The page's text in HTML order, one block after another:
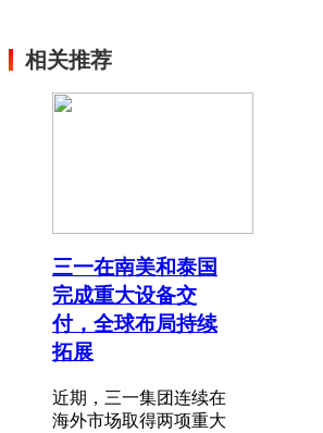
相关推荐
三一在南美和泰国
完成重大设备交
付，全球布局持续
拓展
近期，三一集团连续在
海外市场取得两项重大